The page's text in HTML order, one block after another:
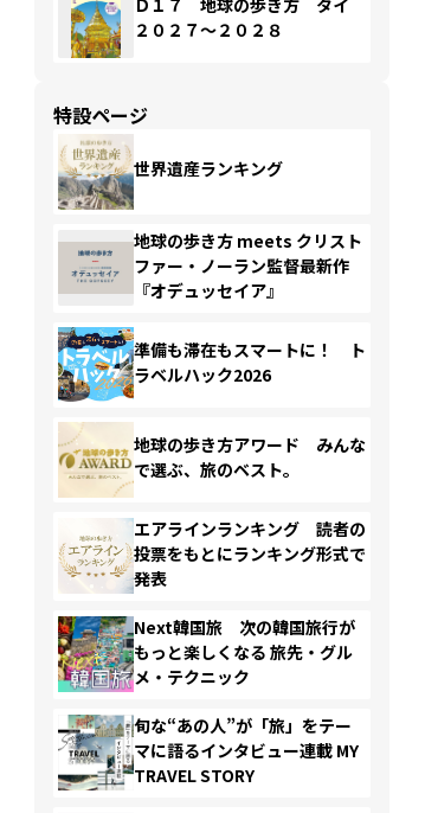
２０２７～２０２８
特設ページ
世界遺産ランキング
地球の歩き方 meets クリスト
ファー・ノーラン監督最新作
『オデュッセイア』
準備も滞在もスマートに！ ト
ラベルハック2026
地球の歩き方アワード みんな
で選ぶ、旅のベスト。
エアラインランキング 読者の
投票をもとにランキング形式で
発表
Next韓国旅 次の韓国旅行が
もっと楽しくなる 旅先・グル
メ・テクニック
旬な“あの人”が「旅」をテー
マに語るインタビュー連載 MY
TRAVEL STORY